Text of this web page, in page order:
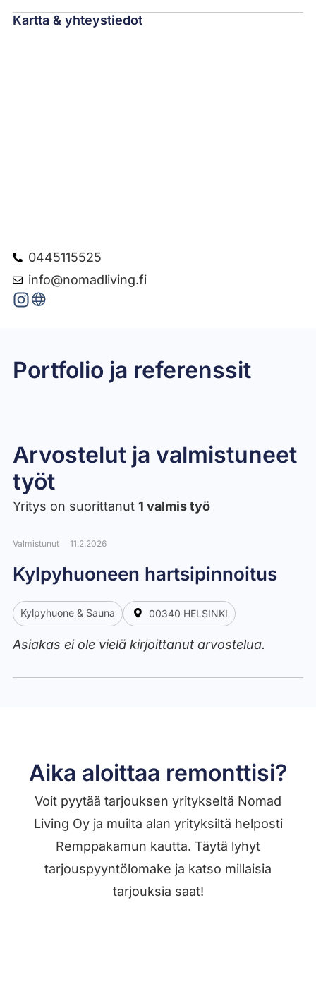
Kartta & yhteystiedot
0445115525
info@nomadliving.fi
Portfolio ja referenssit
Ravintolan pinnat, Pohjoisesplanadi 37, Helsinki
Pienen vessan mikrosementtiremontti
Kylpyhuoneen remontti
Toteutettuja remontteja 2016-2024
Toteutettuja remontteja 2016-2024
Arvostelut ja valmistuneet
työt​
Yritys on suorittanut 1 valmis työ
Valmistunut 11.2.2026
Kylpyhuoneen hartsipinnoitus
Kylpyhuone & Sauna 00340 HELSINKI
Asiakas ei ole vielä kirjoittanut arvostelua.
Aika aloittaa remonttisi?
Voit pyytää tarjouksen yritykseltä Nomad
Living Oy ja muilta alan yrityksiltä helposti
Remppakamun kautta. Täytä lyhyt
tarjouspyyntölomake ja katso millaisia
tarjouksia saat!